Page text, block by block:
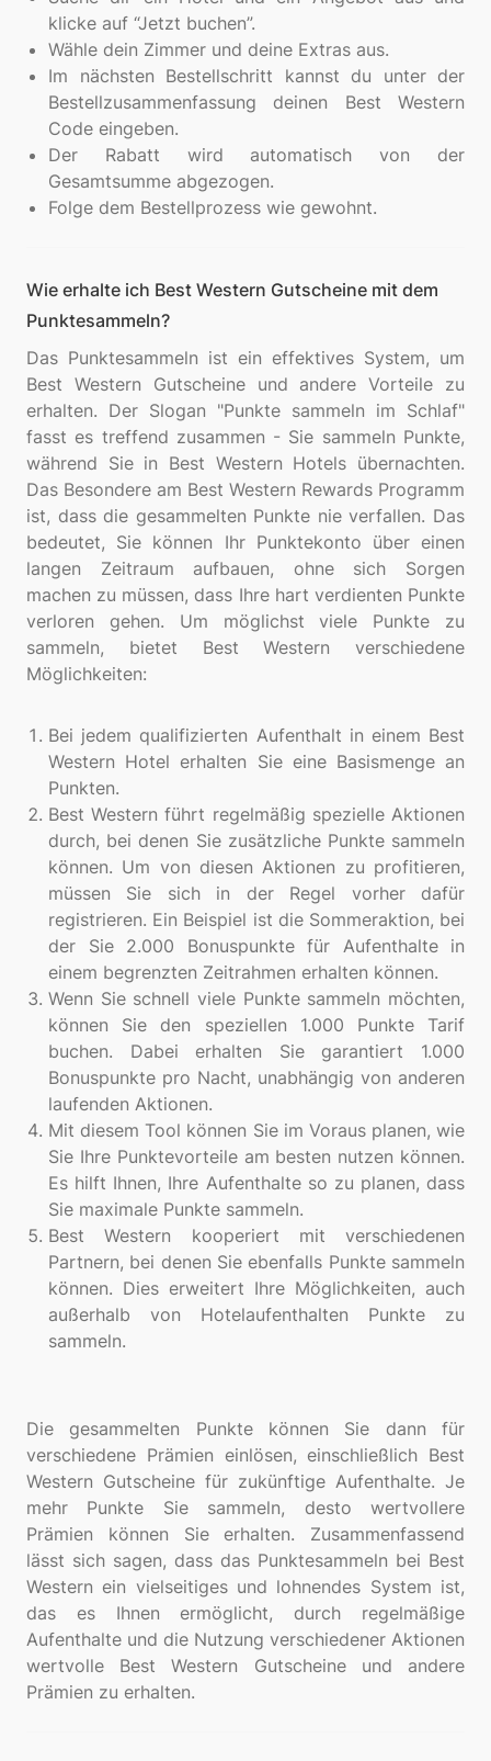
klicke auf “Jetzt buchen”.
Wähle dein Zimmer und deine Extras aus.
Im nächsten Bestellschritt kannst du unter der
Bestellzusammenfassung deinen Best Western
Code eingeben.
Der Rabatt wird automatisch von der
Gesamtsumme abgezogen.
Folge dem Bestellprozess wie gewohnt.
Wie erhalte ich Best Western Gutscheine mit dem
Punktesammeln?
Das Punktesammeln ist ein effektives System, um
Best Western Gutscheine und andere Vorteile zu
erhalten. Der Slogan "Punkte sammeln im Schlaf"
fasst es treffend zusammen - Sie sammeln Punkte,
während Sie in Best Western Hotels übernachten.
Das Besondere am Best Western Rewards Programm
ist, dass die gesammelten Punkte nie verfallen. Das
bedeutet, Sie können Ihr Punktekonto über einen
langen Zeitraum aufbauen, ohne sich Sorgen
machen zu müssen, dass Ihre hart verdienten Punkte
verloren gehen. Um möglichst viele Punkte zu
sammeln, bietet Best Western verschiedene
Möglichkeiten:
Bei jedem qualifizierten Aufenthalt in einem Best
Western Hotel erhalten Sie eine Basismenge an
Punkten.
Best Western führt regelmäßig spezielle Aktionen
durch, bei denen Sie zusätzliche Punkte sammeln
können. Um von diesen Aktionen zu profitieren,
müssen Sie sich in der Regel vorher dafür
registrieren. Ein Beispiel ist die Sommeraktion, bei
der Sie 2.000 Bonuspunkte für Aufenthalte in
einem begrenzten Zeitrahmen erhalten können.
Wenn Sie schnell viele Punkte sammeln möchten,
können Sie den speziellen 1.000 Punkte Tarif
buchen. Dabei erhalten Sie garantiert 1.000
Bonuspunkte pro Nacht, unabhängig von anderen
laufenden Aktionen.
Mit diesem Tool können Sie im Voraus planen, wie
Sie Ihre Punktevorteile am besten nutzen können.
Es hilft Ihnen, Ihre Aufenthalte so zu planen, dass
Sie maximale Punkte sammeln.
Best Western kooperiert mit verschiedenen
Partnern, bei denen Sie ebenfalls Punkte sammeln
können. Dies erweitert Ihre Möglichkeiten, auch
außerhalb von Hotelaufenthalten Punkte zu
sammeln.
Die gesammelten Punkte können Sie dann für
verschiedene Prämien einlösen, einschließlich Best
Western Gutscheine für zukünftige Aufenthalte. Je
mehr Punkte Sie sammeln, desto wertvollere
Prämien können Sie erhalten. Zusammenfassend
lässt sich sagen, dass das Punktesammeln bei Best
Western ein vielseitiges und lohnendes System ist,
das es Ihnen ermöglicht, durch regelmäßige
Aufenthalte und die Nutzung verschiedener Aktionen
wertvolle Best Western Gutscheine und andere